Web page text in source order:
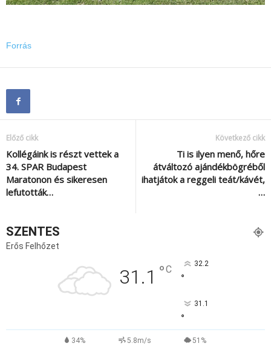
Forrás
Előző cikk
Kollégáink is részt vettek a
34. SPAR Budapest
Maratonon és sikeresen
lefutották…
Következő cikk
Ti is ilyen menő, hőre
átváltozó ajándékbögréből
ihatjátok a reggeli teát/kávét,
…
SZENTES
Erős Felhőzet
31.1 °C 32.2
°
31.1
°
34% 5.8m/s 51%